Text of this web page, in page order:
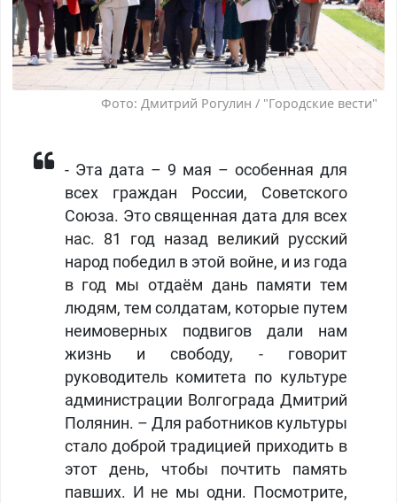
Фото: Дмитрий Рогулин / "Городские вести"
- Эта дата – 9 мая – особенная для
всех граждан России, Советского
Союза. Это священная дата для всех
нас. 81 год назад великий русский
народ победил в этой войне, и из года
в год мы отдаём дань памяти тем
людям, тем солдатам, которые путем
неимоверных подвигов дали нам
жизнь и свободу, - говорит
руководитель комитета по культуре
администрации Волгограда Дмитрий
Полянин. – Для работников культуры
стало доброй традицией приходить в
этот день, чтобы почтить память
павших. И не мы одни. Посмотрите,